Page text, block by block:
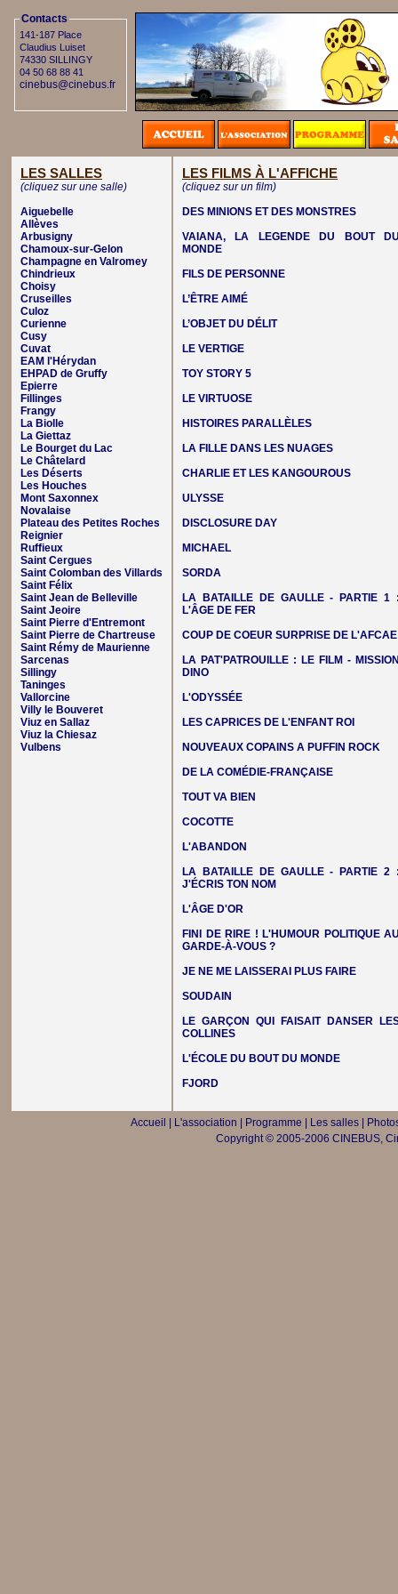
Contacts
141-187 Place
Claudius Luiset
74330 SILLINGY
04 50 68 88 41
cinebus@cinebus.fr
LES SALLES
(cliquez sur une salle)
Aiguebelle
Allèves
Arbusigny
Chamoux-sur-Gelon
Champagne en Valromey
Chindrieux
Choisy
Cruseilles
Culoz
Curienne
Cusy
Cuvat
EAM l'Hérydan
EHPAD de Gruffy
Epierre
Fillinges
Frangy
La Biolle
La Giettaz
Le Bourget du Lac
Le Châtelard
Les Déserts
Les Houches
Mont Saxonnex
Novalaise
Plateau des Petites Roches
Reignier
Ruffieux
Saint Cergues
Saint Colomban des Villards
Saint Félix
Saint Jean de Belleville
Saint Jeoire
Saint Pierre d'Entremont
Saint Pierre de Chartreuse
Saint Rémy de Maurienne
Sarcenas
Sillingy
Taninges
Vallorcine
Villy le Bouveret
Viuz en Sallaz
Viuz la Chiesaz
Vulbens
LES FILMS À L'AFFICHE
(cliquez sur un film)
DES MINIONS ET DES MONSTRES
VAIANA, LA LEGENDE DU BOUT
MONDE
FILS DE PERSONNE
L’ÊTRE AIMÉ
L’OBJET DU DÉLIT
LE VERTIGE
TOY STORY 5
LE VIRTUOSE
HISTOIRES PARALLÈLES
LA FILLE DANS LES NUAGES
CHARLIE ET LES KANGOUROUS
ULYSSE
DISCLOSURE DAY
MICHAEL
SORDA
LA BATAILLE DE GAULLE - PARTIE 1
L'ÂGE DE FER
COUP DE COEUR SURPRISE DE L'AFCAE
LA PAT'PATROUILLE : LE FILM -
DINO
L'ODYSSÉE
LES CAPRICES DE L'ENFANT ROI
NOUVEAUX COPAINS A PUFFIN ROCK
DE LA COMÉDIE-FRANÇAISE
TOUT VA BIEN
COCOTTE
L'ABANDON
LA BATAILLE DE GAULLE - PARTIE 2
J'ÉCRIS TON NOM
L'ÂGE D'OR
FINI DE RIRE ! L'HUMOUR POLITIQUE
GARDE-À-VOUS ?
JE NE ME LAISSERAI PLUS FAIRE
SOUDAIN
LE GARÇON QUI FAISAIT DANSER
COLLINES
L'ÉCOLE DU BOUT DU MONDE
FJORD
Accueil L'association Programme Les salles|
Copyright © 2005-2006 CINEBUS,